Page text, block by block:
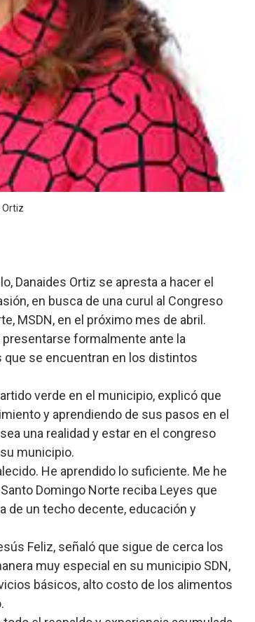
cultural para la región Este
agentes “Todo el equipo de la DGM
Ambiental 2.0”
de la Provincia Santo Domingo Acuerdan
de Premios Anuales de Literatura 2026 y
las Américas se reúnen en República
Ortiz
Danaides Ortiz se apresta a hacer el
en busca de una curul al Congreso
MSDN, en el próximo mes de abril.
formalmente ante la
se encuentran en los distintos
verde en el municipio, explicó que
y aprendiendo de sus pasos en el
una realidad y estar en el congreso
municipio.
He aprendido lo suficiente. Me he
Domingo Norte reciba Leyes que
de un techo decente, educación y
Feliz, señaló que sigue de cerca los
muy especial en su municipio SDN,
básicos, alto costo de los alimentos